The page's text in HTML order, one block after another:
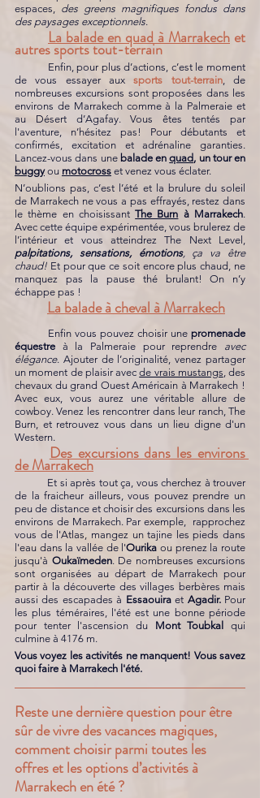
espaces, des greens magnifiques fondus dans
des paysages exceptionnels.
La balade en quad à Marrakech et
autres sports tout-terrain
de vous essayer aux sports tout-terrain, de
nombreuses excursions sont proposées dans les
environs de Marrakech comme à la Palmeraie et
au Désert d’Agafay. Vous êtes tentés par
l'aventure, n’hésitez pas! Pour débutants et
confirmés, excitation et adrénaline garanties.
Lancez-vous dans une balade en quad
buggy ou motocross et venez vous éclater.
N’oublions pas, c’est l’été et la brulure du soleil
de Marrakech ne vous a pas effrayés, restez dans
le thème en choisissant The Burn à Marrakech.
Avec cette équipe expérimentée, vous brulerez de
palpitations, sensations, émotions, ça va être
chaud! Et pour que ce soit encore plus chaud, ne
manquez pas la pause thé brulant! On n’y
échappe pas !
La balade à cheval à Marrakech
	Enfin vous pouvez choisir une
promenade
équestre à la Palmeraie pour reprendre avec
élégance. Ajouter de l’originalité, venez partager
un moment de plaisir avec de vrais mustangs, des
chevaux du grand Ouest Américain à Marrakech !
Avec eux, vous aurez une véritable allure de
cowboy. Venez les rencontrer dans leur ranch, The
Burn, et retrouvez vous dans un lieu digne d'un
Western.
Des excursions dans les environs
de Marrakech
de la fraicheur ailleurs, vous pouvez prendre un
peu de distance et choisir des excursions dans les
environs de Marrakech. Par exemple,  rapprochez
vous de l'Atlas, mangez un tajine les pieds dans
l'eau dans la vallée de l'Ourika ou prenez la route
jusqu'à Oukaïmeden. De nombreuses excursions
sont organisées au départ de Marrakech pour
partir à la découverte des villages berbères mais
aussi des escapades à Essaouira et Agadir. Pour
les plus téméraires, l'été est une bonne période
pour tenter l'ascension du Mont Toubkal
qui
culmine à 4176 m.
Vous voyez les activités ne manquent! Vous savez
quoi faire à Marrakech l'été.
Reste une dernière question pour être
sûr de vivre des vacances magiques,
comment choisir parmi toutes les
offres et les options d’activités à
Marrakech en été ?